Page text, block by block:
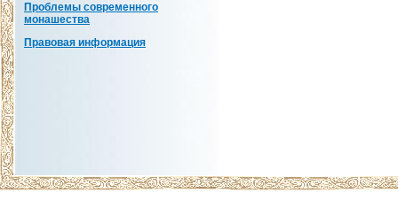
Проблемы современного
монашества
Правовая информация